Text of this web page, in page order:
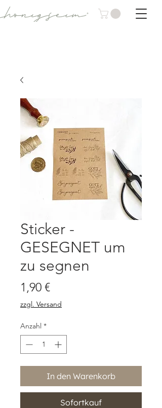
Sticker -
GESEGNET um
zu segnen
1,90 €Preis
zzgl. Versand
Anzahl *
In den Warenkorb
Sofortkauf